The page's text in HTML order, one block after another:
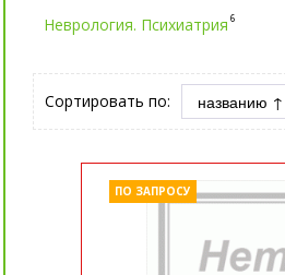
Неврология. Психиатрия 6
Сортировать по:
ПО ЗАПРОСУ